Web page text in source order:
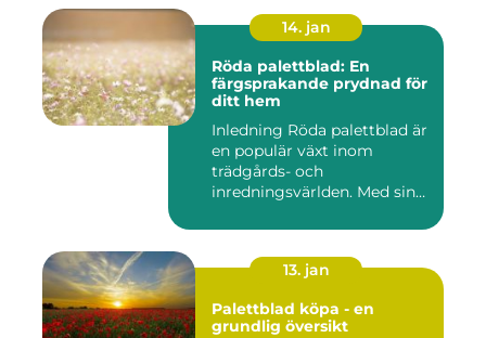
14. jan
Röda palettblad: En
färgsprakande prydnad för
ditt hem
Inledning Röda palettblad är
en populär växt inom
trädgårds- och
inredningsvärlden. Med sina
13. jan
Palettblad köpa - en
grundlig översikt